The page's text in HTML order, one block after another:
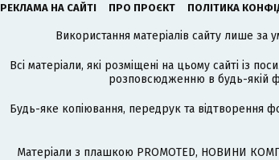
РЕКЛАМА НА САЙТІ ПРО ПРОЄКТ ПОЛІТИКА
Використання матеріалів сайту лише за
Всі матеріали, які розміщені на цьому сайті із
розповсюдженню в будь-якій
Будь-яке копіювання, передрук та відтворення
Матеріали з плашкою PROMOTED, НОВИНИ